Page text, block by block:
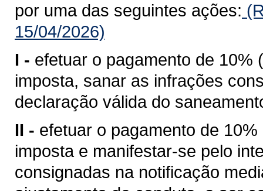
por uma das seguintes ações:
15/04/2026)
I - efetuar o pagamento de 10%
imposta, sanar as infrações
declaração válida do
II - efetuar o pagamento de
imposta e manifestar-se pelo
consignadas na notificação